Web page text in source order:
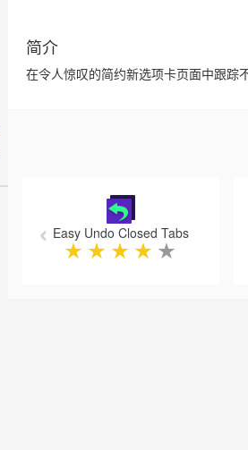
简介
在令人惊叹的简约新选项卡页面中跟踪
Easy Undo Closed Tabs
★ ★ ★ ★ ★